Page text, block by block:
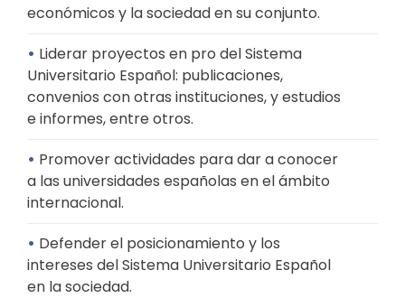
económicos y la sociedad en su conjunto.
• Liderar proyectos en pro del Sistema
Universitario Español: publicaciones,
convenios con otras instituciones, y estudios
e informes, entre otros.
• Promover actividades para dar a conocer
a las universidades españolas en el ámbito
internacional.
• Defender el posicionamiento y los
intereses del Sistema Universitario Español
en la sociedad.